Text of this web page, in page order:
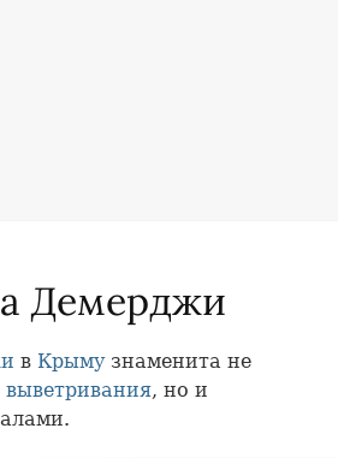
Демерджи
в Крымузнаменита не
, но и